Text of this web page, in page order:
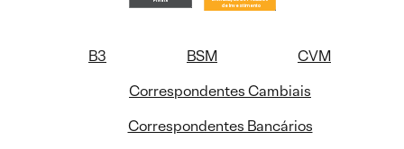
B3 BSM
CVM
Correspondentes Cambiais
Correspondentes Bancários